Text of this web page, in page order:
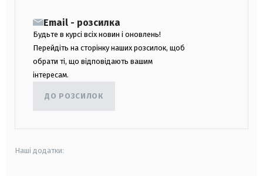
Email - розсилка
Будьте в курсі всіх новин і оновлень!
Перейдіть на сторінку наших розсилок, щоб
обрати ті, що відповідають вашим
інтересам.
ДО РОЗСИЛОК
Наші додатки: